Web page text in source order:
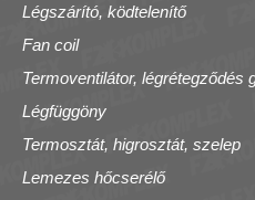
Légszárító, ködtelenítő
Fan coil
Termoventilátor, légrétegződés
Légfüggöny
Termosztát, higrosztát, szelep
Lemezes hőcserélő